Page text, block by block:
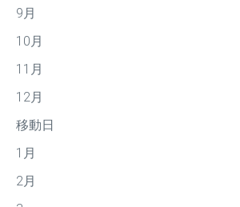
9月
10月
11月
12月
移動日
1月
2月